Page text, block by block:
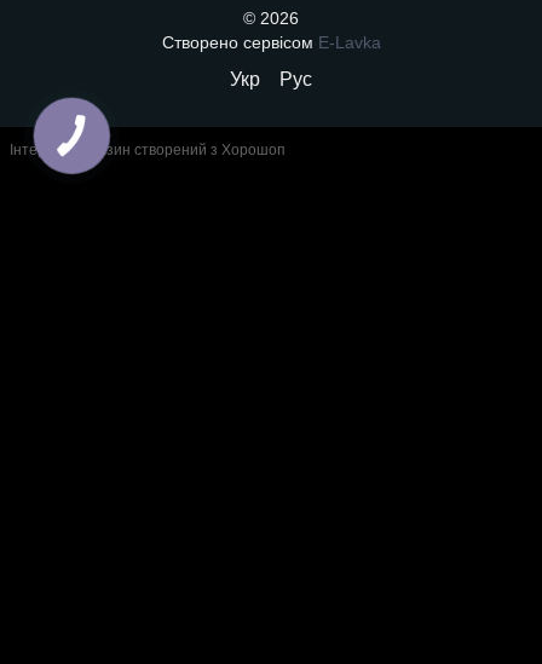
© 2026
Створено сервісом E-Lavka
Укр Рус
Інтернет-магазин створений з Хорошоп